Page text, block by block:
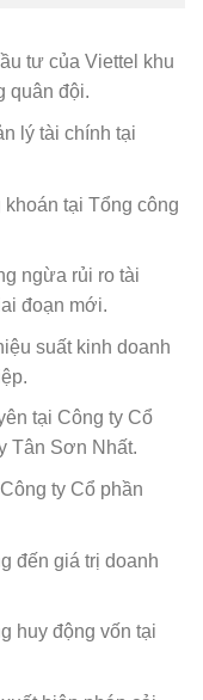
tư của Viettel khu
quân đội.
lý tài chính tại
tại Tổng công
ngừa rủi ro tài
đoạn mới.
suất kinh doanh
tại Công ty Cổ
Tân Sơn Nhất.
ty Cổ phần
đến giá trị doanh
huy động vốn tại